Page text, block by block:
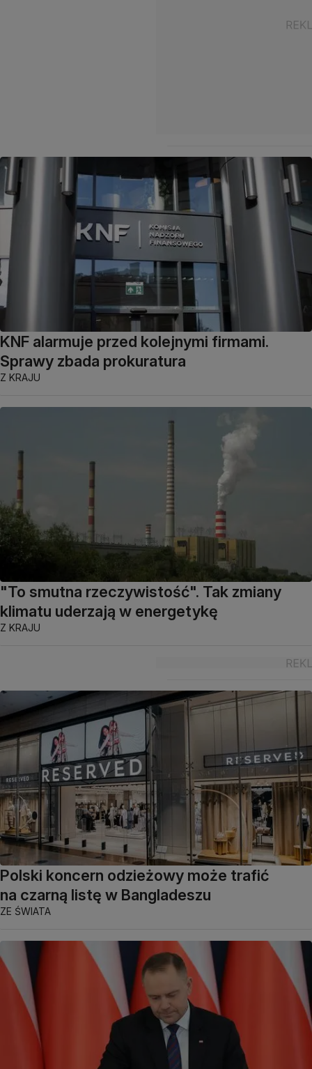
KNF alarmuje przed kolejnymi firmami.
Sprawy zbada prokuratura
Z KRAJU
"To smutna rzeczywistość". Tak zmiany
klimatu uderzają w energetykę
Z KRAJU
Polski koncern odzieżowy może trafić
na czarną listę w Bangladeszu
ZE ŚWIATA